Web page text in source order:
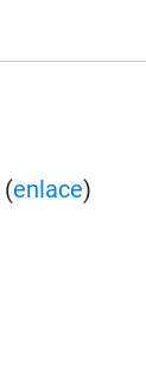
(enlace)